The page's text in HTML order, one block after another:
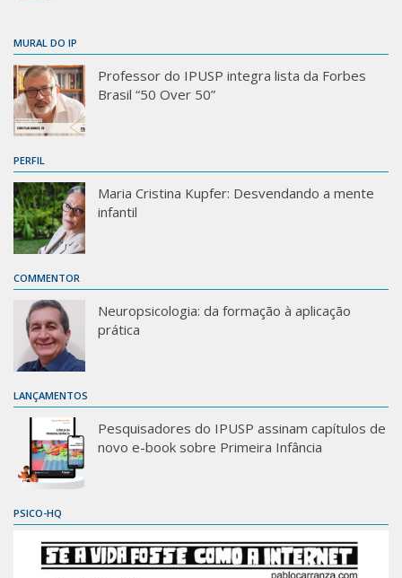
MURAL DO IP
Professor do IPUSP integra lista da Forbes
Brasil “50 Over 50”
PERFIL
Maria Cristina Kupfer: Desvendando a mente
infantil
COMMENTOR
Neuropsicologia: da formação à aplicação
prática
LANÇAMENTOS
Pesquisadores do IPUSP assinam capítulos de
novo e-book sobre Primeira Infância
PSICO-HQ